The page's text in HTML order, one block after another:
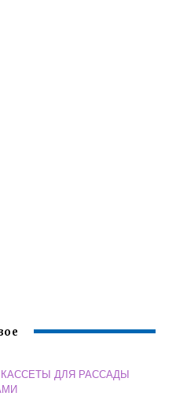
ДЛЯ РАССАДЫ